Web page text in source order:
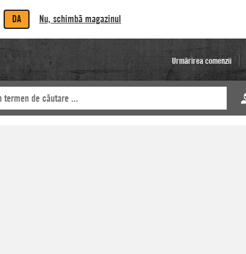
DA Nu, schimbă magazinul
Urmărirea comenzii